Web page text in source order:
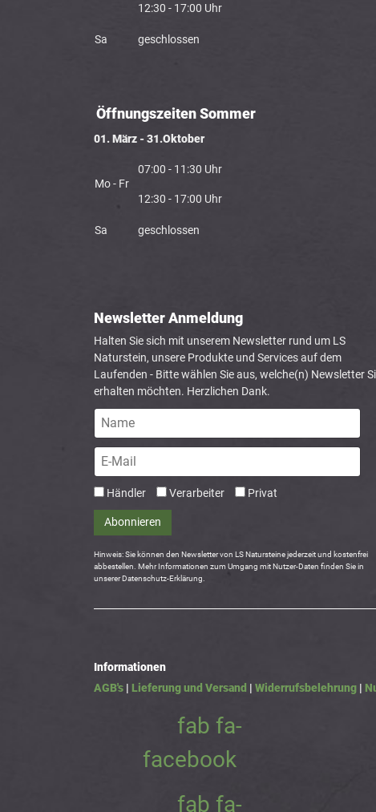
12:30 - 17:00 Uhr
Sa geschlossen
Öffnungszeiten Sommer
01. März - 31.Oktober
Mo - Fr
07:00 - 11:30 Uhr
12:30 - 17:00 Uhr
Sa geschlossen
Newsletter Anmeldung
Halten Sie sich mit unserem Newsletter rund um LS
Naturstein, unsere Produkte und Services auf dem
Laufenden - Bitte wählen Sie aus, welche(n) Newsletter
erhalten möchten. Herzlichen Dank.
Händler Verarbeiter Privat
Abonnieren
Hinweis: Sie können den Newsletter von LS Natursteine jederzeit und kostenfrei
abbestellen. Mehr Informationen zum Umgang mit Nutzer-Daten finden Sie in
unserer Datenschutz-Erklärung.
Informationen
AGB's | Lieferung und Versand | Widerrufsbelehrung |
fab fa-
facebook
fab fa-